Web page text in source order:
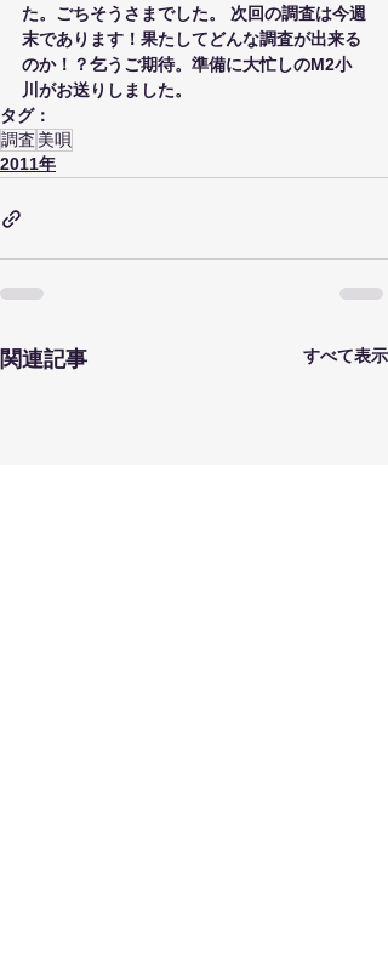
た。ごちそうさまでした。 次回の調査は今週
末であります！果たしてどんな調査が出来る
のか！？乞うご期待。準備に大忙しのM2小
川がお送りしました。
タグ：
調査 美唄
2011年
関連記事 すべて表示